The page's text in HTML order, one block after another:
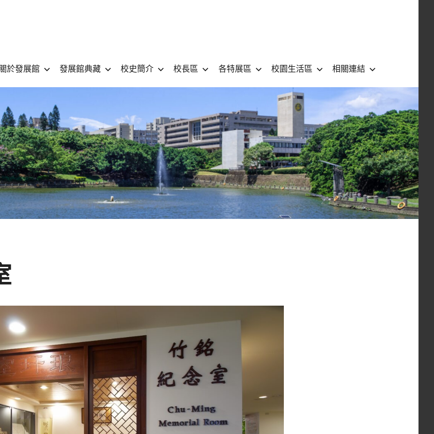
立
陽
明
交
通
大
學
Museum
Ming
Chiao
Tung
University
MUSEUM
於發展館 發展館典藏 校史簡介 校長區 各特展區 校園生活區 相關連結